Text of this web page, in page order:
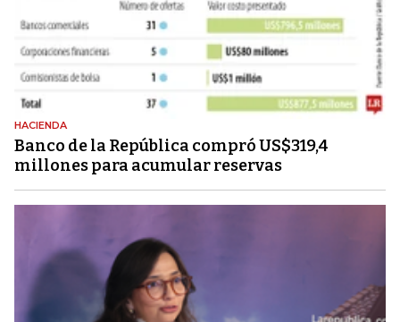
HACIENDA
Banco de la República compró US$319,4
millones para acumular reservas